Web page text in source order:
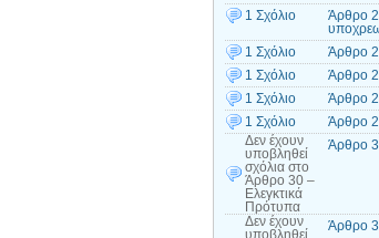
1 Σχόλιο
Άρθρο
1 Σχόλιο
Άρθρο
1 Σχόλιο
Άρθρο
1 Σχόλιο
Άρθρο
1 Σχόλιο
Άρθρο
Δεν έχουν
υποβληθεί
σχόλια στο
Άρθρο 30 –
Ελεγκτικά
Πρότυπα
Άρθρο
Δεν έχουν
υποβληθεί
Άρθρο